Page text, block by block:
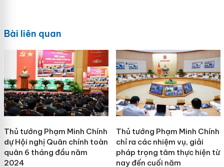
Bài liên quan
Thủ tướng Phạm Minh Chính
dự Hội nghị Quân chính toàn
quân 6 tháng đầu năm
2024
Thủ tướng Phạm Minh Chính
chỉ ra các nhiệm vụ, giải
pháp trọng tâm thực hiện từ
nay đến cuối năm